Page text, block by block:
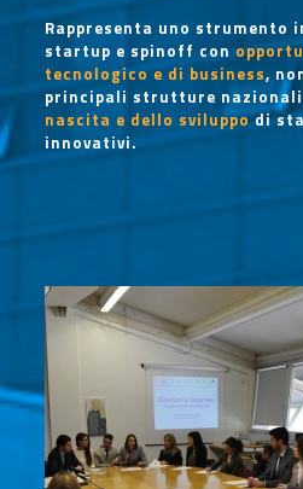
Rappresenta uno strumento
startup e spinoff con
tecnologico e di business,
principali strutture
nascita e dello sviluppodi
innovativi.